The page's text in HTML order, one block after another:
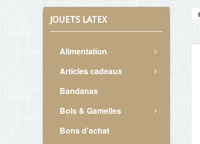
JOUETS LATEX
Alimentation
Articles cadeaux
Bandanas
Bols & Gamelles
Bons d'achat